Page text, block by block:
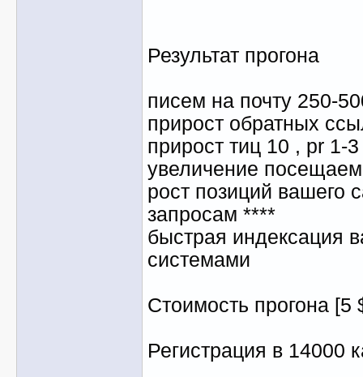
Результат прогона
писем на почту 250-
прирост обратных
прирост тиц 10 , pr 1-
увеличение
рост позиций вашего
запросам ****
быстрая индексация
системами
Стоимость прогона [5
Регистрация в 14000